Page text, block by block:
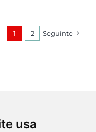
usa
tem
de
1 2 Seguinte